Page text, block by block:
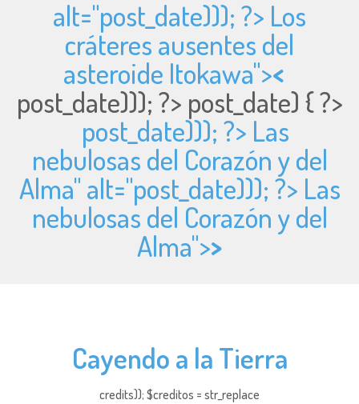
alt="post_date))); ?> Los
cráteres ausentes del
asteroide Itokawa"><
post_date))); ?> post_date) { ?>
post_date))); ?> Las
nebulosas del Corazón y del
Alma" alt="post_date))); ?> Las
nebulosas del Corazón y del
Alma">>
Cayendo a la Tierra
credits)); $creditos = str_replace